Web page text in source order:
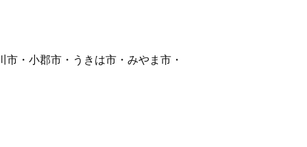
・小郡市・うきは市・みやま市・